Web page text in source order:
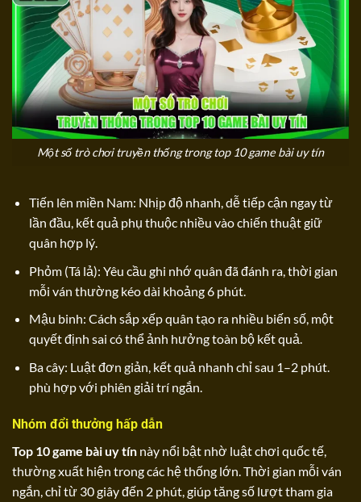
Một số trò chơi truyền thống trong top 10 game bài uy tín
Tiến lên miền Nam: Nhịp độ nhanh, dễ tiếp cận ngay từ
lần đầu, kết quả phụ thuộc nhiều vào chiến thuật giữ
quân hợp lý.
Phỏm (Tá lả): Yêu cầu ghi nhớ quân đã đánh ra, thời gian
mỗi ván thường kéo dài khoảng 6 phút.
Mậu binh: Cách sắp xếp quân tạo ra nhiều biến số, một
quyết định sai có thể ảnh hưởng toàn bộ kết quả.
Ba cây: Luật đơn giản, kết quả nhanh chỉ sau 1–2 phút.
phù hợp với phiên giải trí ngắn.
Nhóm đổi thưởng hấp dẫn
Top 10 game bài uy tín này nổi bật nhờ luật chơi quốc tế,
thường xuất hiện trong các hệ thống lớn. Thời gian mỗi ván
ngắn, chỉ từ 30 giây đến 2 phút, giúp tăng số lượt tham gia